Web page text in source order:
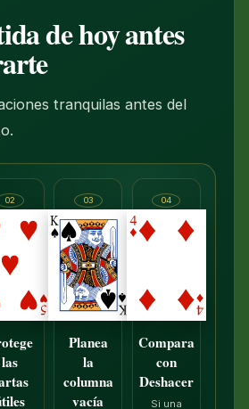
de hoy antes
tranquilas antes del
02
las
03
Planea
la
columna
vacía
04
Compara
con
Deshacer
Si una